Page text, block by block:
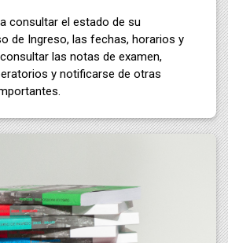
consultar el estado de su
de Ingreso, las fechas, horarios y
las notas de examen,
y notificarse de otras